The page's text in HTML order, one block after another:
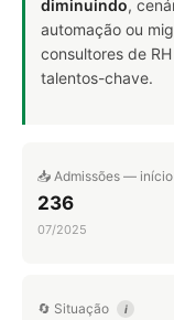
diminuindo,
automação ou
consultores de
talentos-chave.
📥 Admissões — início
236
07/2025
🔄 Situação i